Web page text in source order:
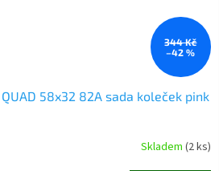
344 Kč
–42 %
QUAD 58x32 82A sada koleček pink
Skladem (2 ks)